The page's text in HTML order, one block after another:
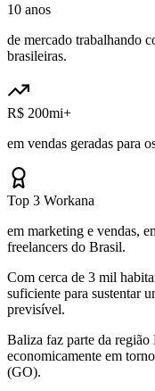
10 anos
de mercado trabalhando
brasileiras.
R$ 200mi+
em vendas geradas para
Top 3 Workana
em marketing e vendas,
freelancers do Brasil.
Com cerca de 3 mil
suficiente para sustentar
previsível.
Baliza faz parte da
economicamente em
(GO).